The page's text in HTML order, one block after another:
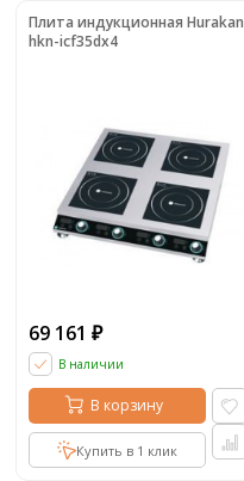
Плита индукционная Hurakan
hkn-icf35dx4
69 161 ₽
В наличии
В корзину
Купить в 1 клик